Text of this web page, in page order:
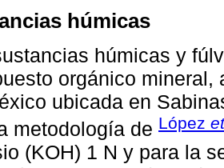
húmicas
húmicas y
orgánico mineral,
ubicada en
metodología de López
(KOH) 1 N y para la